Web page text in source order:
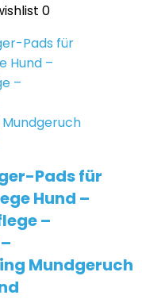
0
Pads für
Hund –
–
Mundgeruch